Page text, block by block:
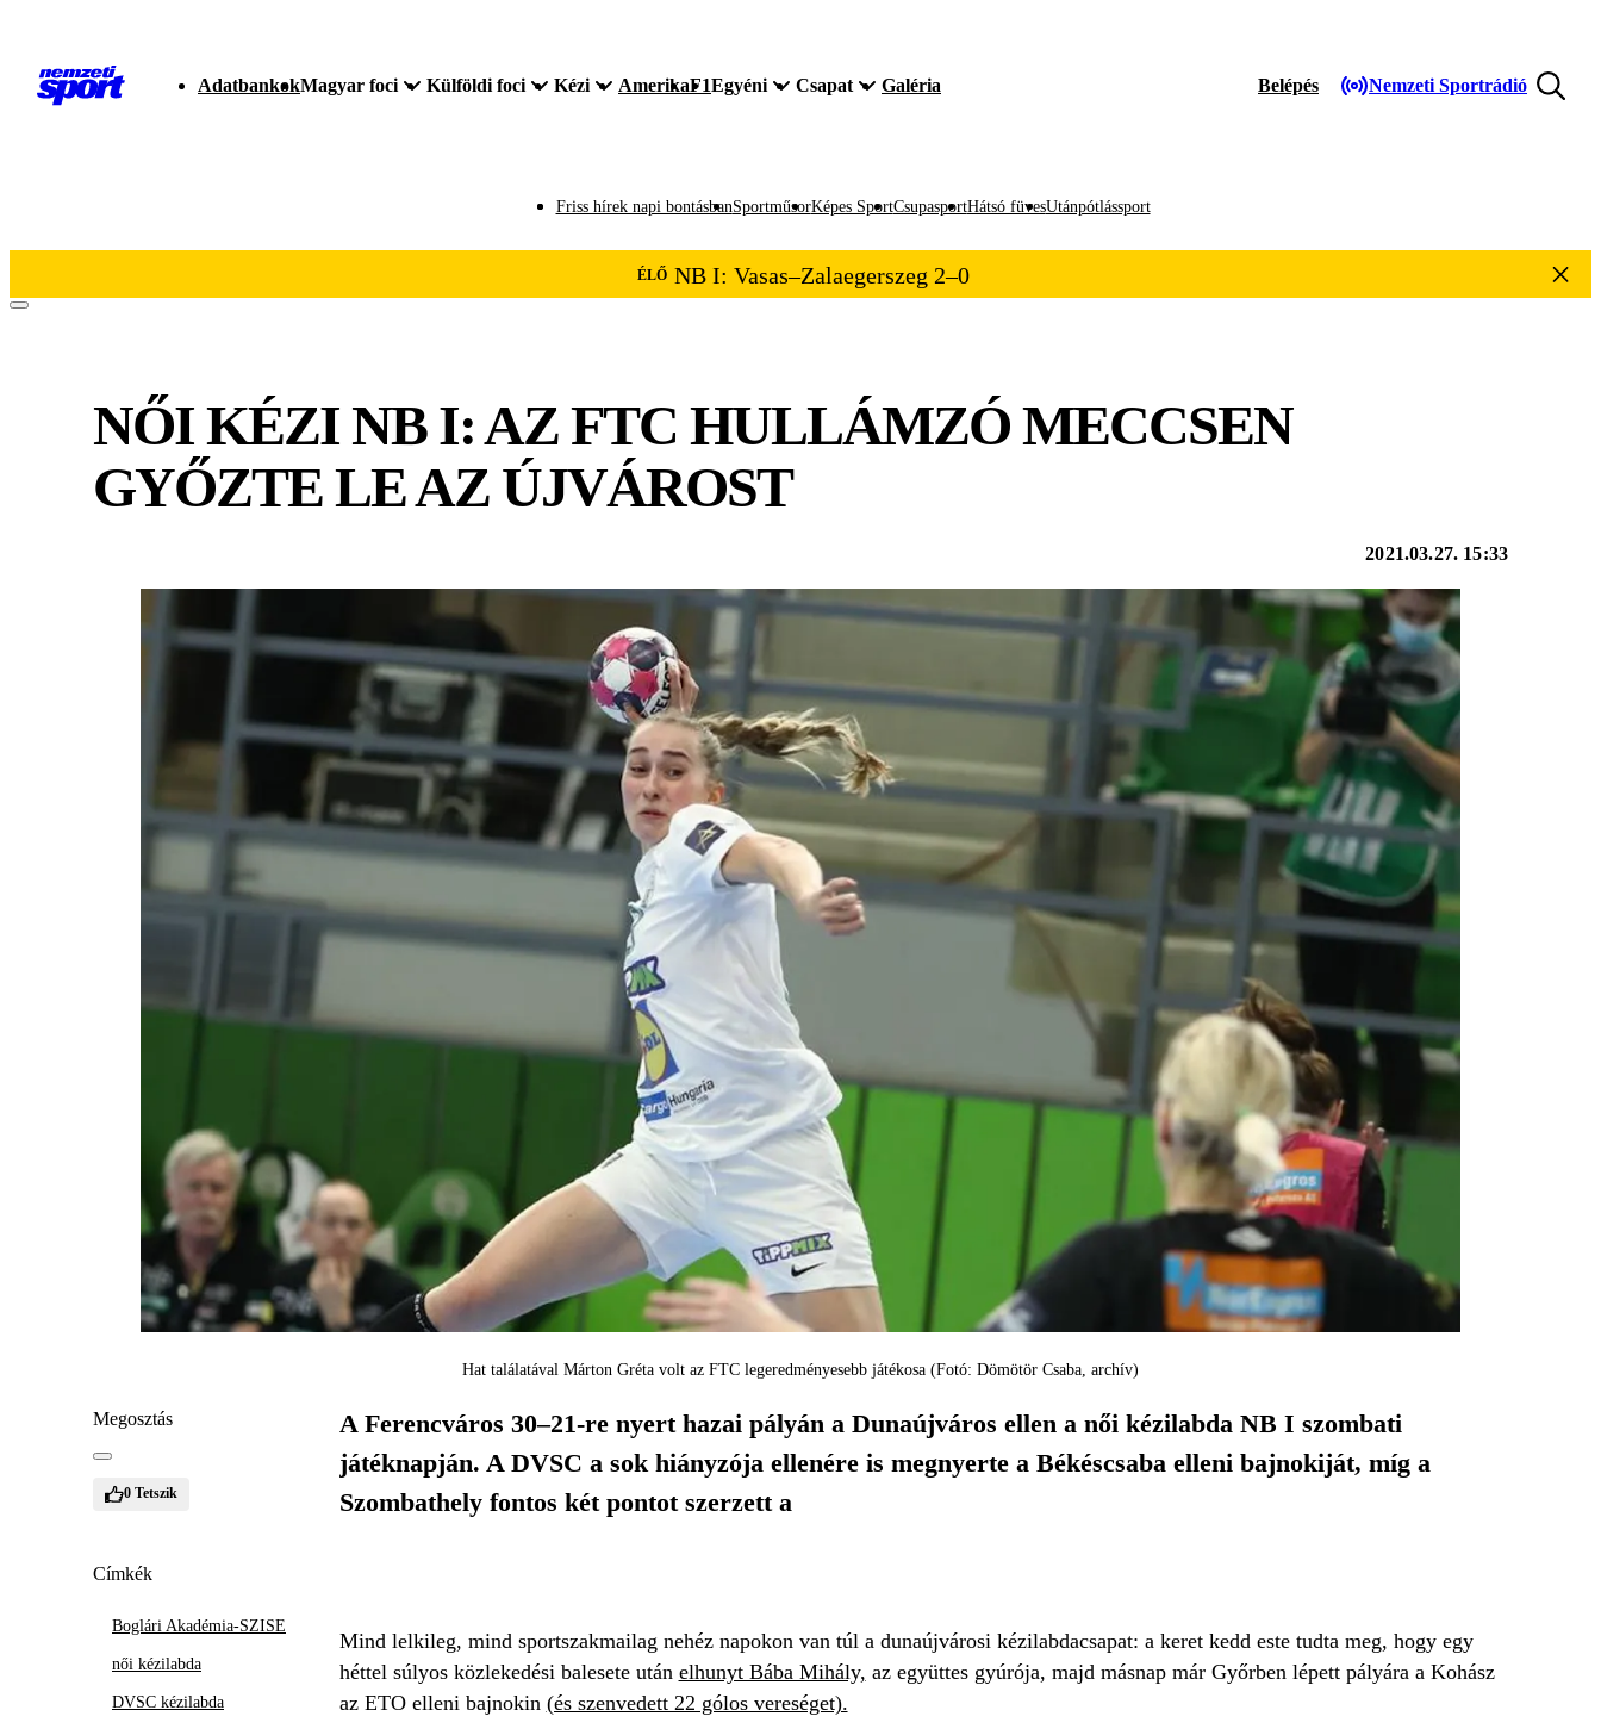
AdatbankokMagyar foci Külföldi foci Kézi AmerikaF1Egyéni Csapat Galéria Belépés Nemzeti Sportrádió
Friss hírek napi bontásbanSportműsorKépes SportCsupasportHátsó füvesUtánpótlássport
ÉLŐ NB I: Vasas–Zalaegerszeg 2–0
NŐI KÉZI NB I: AZ FTC HULLÁMZÓ MECCSEN
GYŐZTE LE AZ ÚJVÁROST
2021.03.27. 15:33
Hat találatával Márton Gréta volt az FTC legeredményesebb játékosa (Fotó: Dömötör Csaba, archív)
Megosztás
0 Tetszik
Címkék
Boglári Akadémia-SZISE
női kézilabda
DVSC kézilabda
A Ferencváros 30–21-re nyert hazai pályán a Dunaújváros ellen a női kézilabda NB I szombati
játéknapján. A DVSC a sok hiányzója ellenére is megnyerte a Békéscsaba elleni bajnokiját, míg a
Szombathely fontos két pontot szerzett a
Mind lelkileg, mind sportszakmailag nehéz napokon van túl a dunaújvárosi kézilabdacsapat: a keret kedd este tudta meg, hogy egy
héttel súlyos közlekedési balesete után elhunyt Bába Mihály, az együttes gyúrója, majd másnap már Győrben lépett pályára a Kohász
az ETO elleni bajnokin (és szenvedett 22 gólos vereséget).